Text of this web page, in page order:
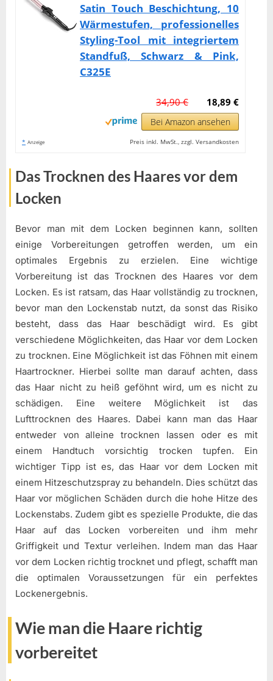
Satin Touch Beschichtung, 10
Wärmestufen, professionelles
Styling-Tool mit integriertem
Standfuß, Schwarz & Pink,
C325E
18,89 €
34,90 €
Bei Amazon ansehen
* Anzeige Preis inkl. MwSt., zzgl. Versandkosten
Das Trocknen des Haares vor dem
Locken
Bevor man mit dem Locken beginnen kann, sollten
einige Vorbereitungen getroffen werden, um ein
optimales Ergebnis zu erzielen. Eine wichtige
Vorbereitung ist das Trocknen des Haares vor dem
Locken. Es ist ratsam, das Haar vollständig zu trocknen,
bevor man den Lockenstab nutzt, da sonst das Risiko
besteht, dass das Haar beschädigt wird. Es gibt
verschiedene Möglichkeiten, das Haar vor dem Locken
zu trocknen. Eine Möglichkeit ist das Föhnen mit einem
Haartrockner. Hierbei sollte man darauf achten, dass
das Haar nicht zu heiß geföhnt wird, um es nicht zu
schädigen. Eine weitere Möglichkeit ist das
Lufttrocknen des Haares. Dabei kann man das Haar
entweder von alleine trocknen lassen oder es mit
einem Handtuch vorsichtig trocken tupfen. Ein
wichtiger Tipp ist es, das Haar vor dem Locken mit
einem Hitzeschutzspray zu behandeln. Dies schützt das
Haar vor möglichen Schäden durch die hohe Hitze des
Lockenstabs. Zudem gibt es spezielle Produkte, die das
Haar auf das Locken vorbereiten und ihm mehr
Griffigkeit und Textur verleihen. Indem man das Haar
vor dem Locken richtig trocknet und pflegt, schafft man
die optimalen Voraussetzungen für ein perfektes
Lockenergebnis.
Wie man die Haare richtig
vorbereitet